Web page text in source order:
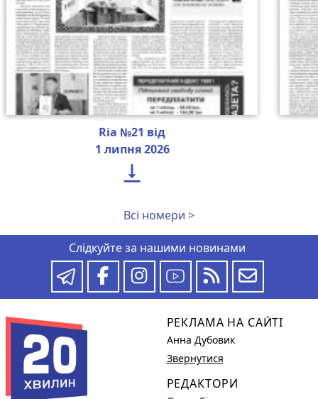
Ria №21 від
1 липня 2026

Всі номери >
Слідкуйте за нашими новинами
РЕКЛАМА НА САЙТІ
Анна Дубовик
Звернутися
РЕДАКТОРИ